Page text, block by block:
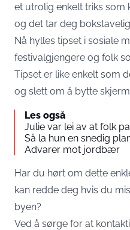
et utrolig enkelt triks som
og det tar deg
Nå hylles tipset i sosiale
festivalgjengere og folk
Tipset er like enkelt som
og slett om å bytte
Les også
Julie var lei av at folk
Så la hun en snedig
Advarer mot jordbær
Har du hørt om dette
kan redde deg hvis du
byen?
Ved å sørge for at